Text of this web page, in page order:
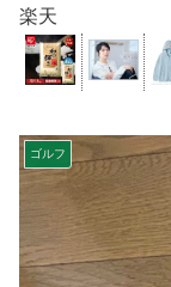
楽天
ゴルフ